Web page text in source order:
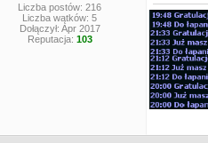
Liczba postów: 216
Liczba wątków: 5
Dołączył: Apr 2017
Reputacja: 103